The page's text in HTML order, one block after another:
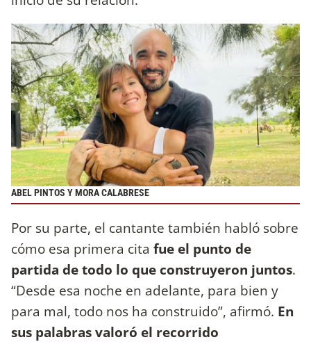
ABEL PINTOS Y MORA CALABRESE
Por su parte, el cantante también habló sobre
cómo esa primera cita fue el punto de
partida de todo lo que construyeron juntos.
“Desde esa noche en adelante, para bien y
para mal, todo nos ha construido”, afirmó. En
sus palabras valoró el recorrido